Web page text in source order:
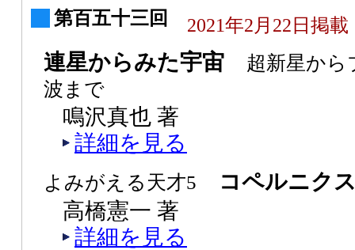
第百五十三回 2021年2月22日掲載
連星からみた宇宙
超新星から
波まで
鳴沢真也 著
詳細を見る
よみがえる天才5
コペルニク
高橋憲一 著
詳細を見る